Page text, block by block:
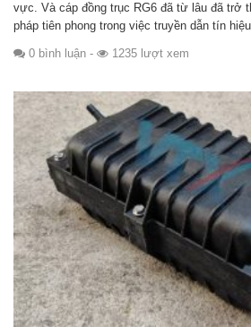
vực. Và cáp đồng trục RG6 đã từ lâu đã trở
pháp tiên phong trong việc truyền dẫn tín
0 bình luận - 1235 lượt xem